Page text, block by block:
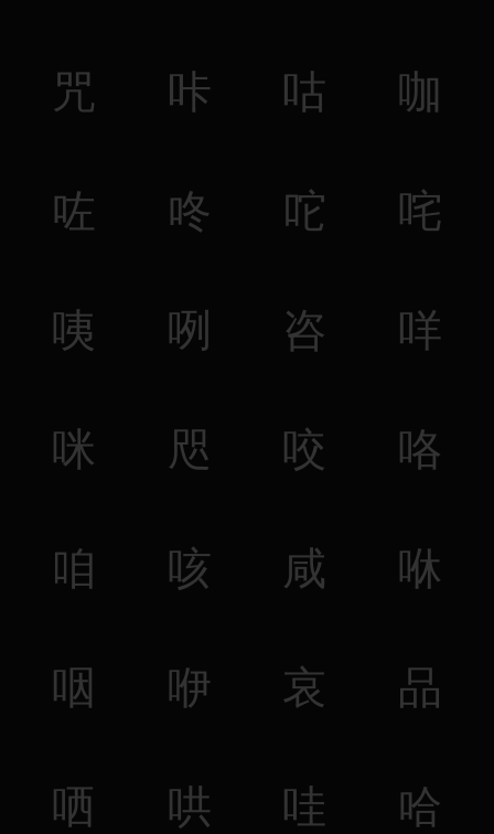
咒 咔 咕 咖
咗 咚 咜 咤
咦 咧 咨 咩
咪 咫 咬 咯
咱 咳 咸 咻
咽 咿 哀 品
哂 哄 哇 哈